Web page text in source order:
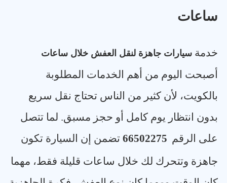
ساعات
خدمة سيارات جاهزة لنقل العفش خلال ساعات
أصبحت اليوم من أهم الخدمات المطلوبة
بالكويت، لأن كثير من الناس تحتاج نقل سريع
بدون انتظار يوم كامل أو حجز مسبق. لما تتصل
على الرقم 66502275 تضمن إن السيارة تكون
جاهزة وتتحرك لك خلال ساعات قليلة فقط، مهما